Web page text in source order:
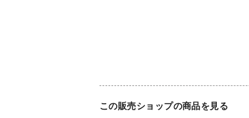
この販売ショップの商品を見る